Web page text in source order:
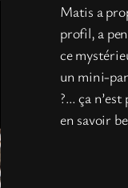
Matis a
profil, a
ce
un mini-
?… ça
en savoir